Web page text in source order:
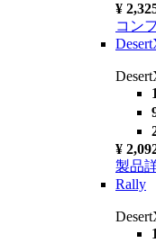
¥
コン
¥
製品
Rally